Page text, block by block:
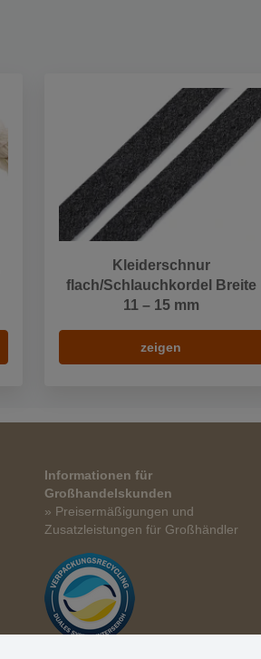
Kleiderschnur
flach/Schlauchkordel Breite
11 – 15 mm
zeigen
Informationen für
Großhandelskunden
» Preisermäßigungen und
Zusatzleistungen für Großhändler